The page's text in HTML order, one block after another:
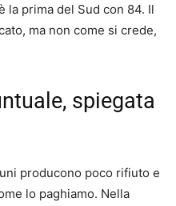
la prima del Sud con 84. Il
ma non come si crede,
spiegata
producono poco rifiuto e
lo paghiamo. Nella